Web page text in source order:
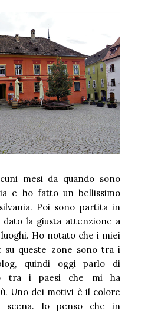
mesi da quando sono
e ho fatto un bellissimo
Poi sono partita in
la giusta attenzione a
Ho notato che i miei
su queste zone sono tra i
quindi oggi parlo di
tra i paesi che mi ha
Uno dei motivi è il colore
scena. Io penso che in